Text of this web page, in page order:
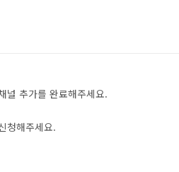
널 추가를 완료해주세요.
청해주세요.